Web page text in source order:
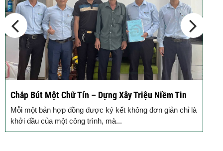
– Dựng Xây Triệu Niềm Tin
được ký kết không đơn giản chỉ là
trình, mà...
Động Thổ Xây Nhà –
Đồng Hành
gạch xây dựng nên